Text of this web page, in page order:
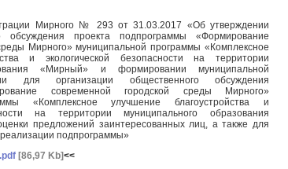
Мирного № 293 от 31.03.2017 «Об утверждении
обсуждения проекта подпрограммы «Формирование
Мирного» муниципальной программы «Комплексное
и экологической безопасности на территории
«Мирный» и формировании муниципальной
для организации общественного обсуждения
современной городской среды Мирного»
«Комплексное улучшение благоустройства и
на территории муниципального образования
предложений заинтересованных лиц, а также для
подпрограммы»
[86,97 Kb]<<